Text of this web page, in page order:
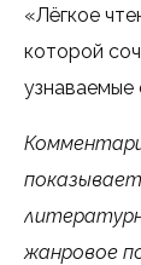
«Лёгкое
которой
узнаваемые
жанровое